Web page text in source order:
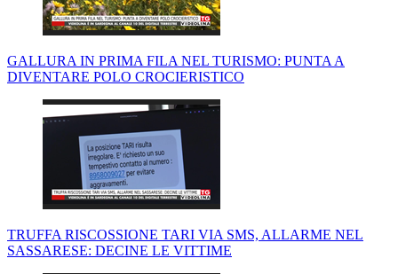
GALLURA IN PRIMA FILA NEL TURISMO: PUNTA A
DIVENTARE POLO CROCIERISTICO
TRUFFA RISCOSSIONE TARI VIA SMS, ALLARME NEL
SASSARESE: DECINE LE VITTIME